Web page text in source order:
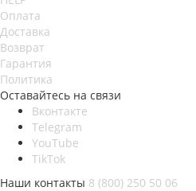
Оплата
Доставка
Возврат
Гарантия
Политика
Оставайтесь на связи
Вконтакте
Telegram
YouTube
TikTok
Наши контакты 8 (800) 250 50 06